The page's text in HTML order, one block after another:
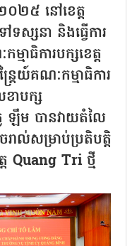
០២៥ នៅខេត្ត
ស្សនា និងធ្វើការ
ាធិការបក្សខេត្ត
ៃយ៍គណៈកម្មាធិការ
ខាបក្ស
ឡឹម បានវាយតំលៃ
ាល់សម្រាប់ប្រតិបត្តិ
ត Quang Tri ថ្មី